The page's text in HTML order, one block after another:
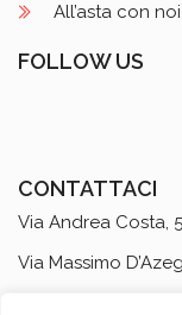
All’asta con noi
FOLLOW US
CONTATTACI
Via Andrea Costa,
Via Massimo